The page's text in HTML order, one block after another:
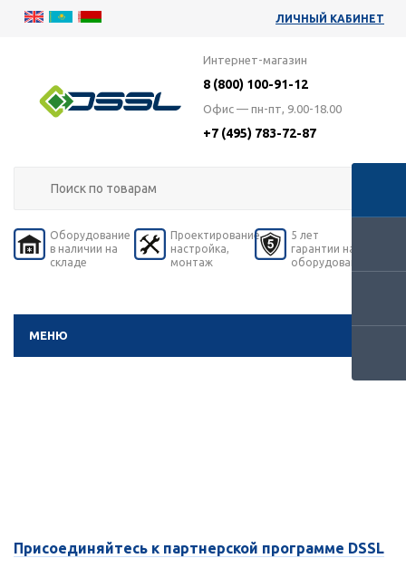
ЛИЧНЫЙ КАБИНЕТ
Интернет-магазин
8 (800) 100-91-12
Офис — пн-пт, 9.00-18.00
+7 (495) 783-72-87
Оборудование
в наличии на
складе
Проектирование,
настройка,
монтаж
5 лет
гарантии на
оборудование
МЕНЮ
Присоединяйтесь к партнерской программе DSSL